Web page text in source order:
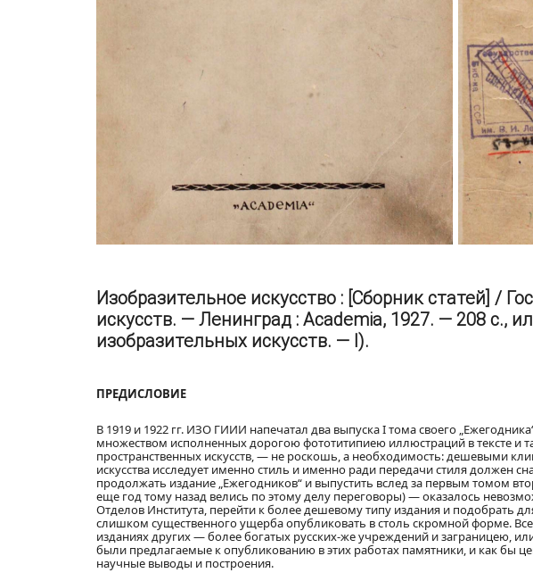
Изобразительное искусство : [Сборник статей] /
искусств. — Ленинград : Academia, 1927. — 208 с.,
изобразительных искусств. — I).
ПРЕДИСЛОВИЕ
В 1919 и 1922 гг. ИЗО ГИИИ напечатал два выпуска І тома своего
множеством исполненных дорогою фототитипиею иллюстраций в тексте и
пространственных искусств, — не роскошь, а необходимость: дешевыми
искусства исследует именно стиль и именно ради передачи стиля должен
продолжать издание „Ежегодников“ и выпустить вслед за первым томом
еще год тому назад велись по этому делу переговоры) — оказалось
Отделов Института, перейти к более дешевому типу издания и подобрать
слишком существенного ущерба опубликовать в столь скромной форме. Все
изданиях других — более богатых русских-же учреждений и заграницею,
были предлагаемые к опубликованию в этих работах памятники, и как бы
научные выводы и построения.